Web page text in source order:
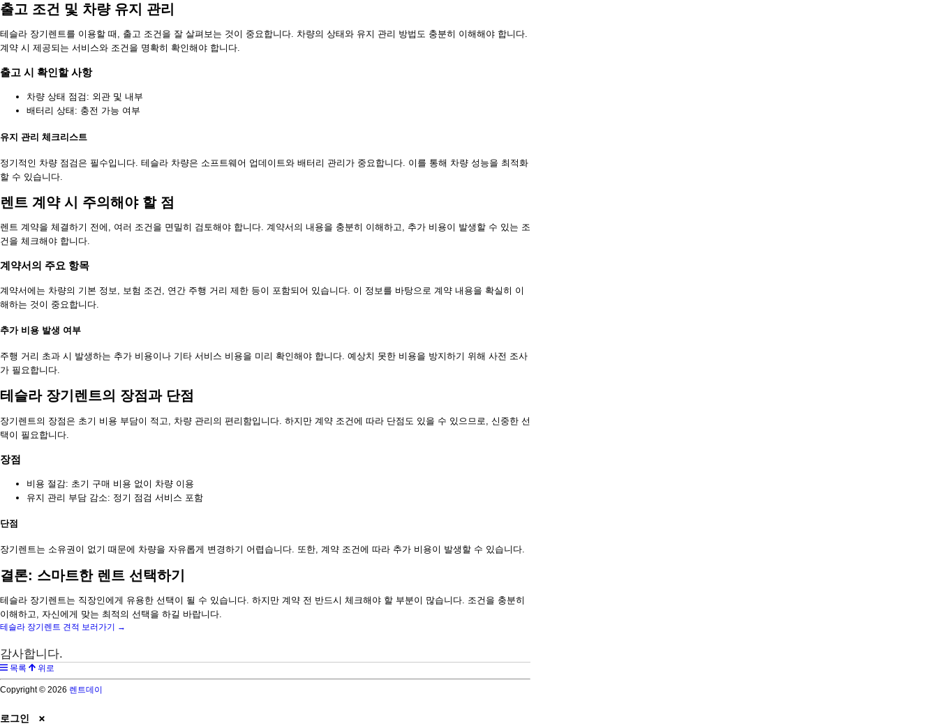
출고 조건 및 차량 유지 관리
테슬라 장기렌트를 이용할 때, 출고 조건을 잘 살펴보는 것이 중요합니다. 차량의 상태와 유지 관리 방법도 충분히 이해해야 합니다.
계약 시 제공되는 서비스와 조건을 명확히 확인해야 합니다.
출고 시 확인할 사항
차량 상태 점검: 외관 및 내부
배터리 상태: 충전 가능 여부
유지 관리 체크리스트
정기적인 차량 점검은 필수입니다. 테슬라 차량은 소프트웨어 업데이트와 배터리 관리가 중요합니다. 이를 통해 차량 성능을 최적화
할 수 있습니다.
렌트 계약 시 주의해야 할 점
렌트 계약을 체결하기 전에, 여러 조건을 면밀히 검토해야 합니다. 계약서의 내용을 충분히 이해하고, 추가 비용이 발생할 수 있는 조
건을 체크해야 합니다.
계약서의 주요 항목
계약서에는 차량의 기본 정보, 보험 조건, 연간 주행 거리 제한 등이 포함되어 있습니다. 이 정보를 바탕으로 계약 내용을 확실히 이
해하는 것이 중요합니다.
추가 비용 발생 여부
주행 거리 초과 시 발생하는 추가 비용이나 기타 서비스 비용을 미리 확인해야 합니다. 예상치 못한 비용을 방지하기 위해 사전 조사
가 필요합니다.
테슬라 장기렌트의 장점과 단점
장기렌트의 장점은 초기 비용 부담이 적고, 차량 관리의 편리함입니다. 하지만 계약 조건에 따라 단점도 있을 수 있으므로, 신중한 선
택이 필요합니다.
장점
비용 절감: 초기 구매 비용 없이 차량 이용
유지 관리 부담 감소: 정기 점검 서비스 포함
단점
장기렌트는 소유권이 없기 때문에 차량을 자유롭게 변경하기 어렵습니다. 또한, 계약 조건에 따라 추가 비용이 발생할 수 있습니다.
결론: 스마트한 렌트 선택하기
테슬라 장기렌트는 직장인에게 유용한 선택이 될 수 있습니다. 하지만 계약 전 반드시 체크해야 할 부분이 많습니다. 조건을 충분히
이해하고, 자신에게 맞는 최적의 선택을 하길 바랍니다.
테슬라 장기렌트 견적 보러가기 →
감사합니다.
목록 위로
Copyright © 2026 렌트데이
로그인